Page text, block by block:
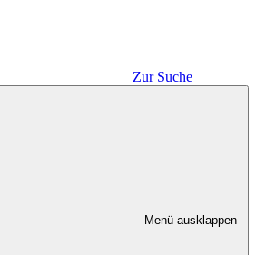
Zur Suche
Menü ausklappen